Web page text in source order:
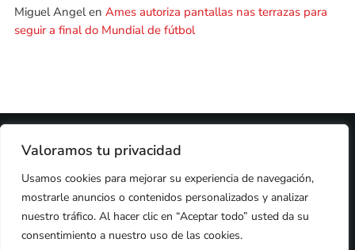
Valoramos tu privacidad
Usamos cookies para mejorar su experiencia de navegación,
mostrarle anuncios o contenidos personalizados y analizar
nuestro tráfico. Al hacer clic en “Aceptar todo” usted da su
consentimiento a nuestro uso de las cookies.
Miguel Angelen Ames autoriza pantallas nas terrazas para
seguir a final do Mundial de fútbol
2024 © PROPIEDAD DE DEZASETE MEDIA SL
COOKIES
AVISO LEGAL
PUBLICIDAD
CONTACTO